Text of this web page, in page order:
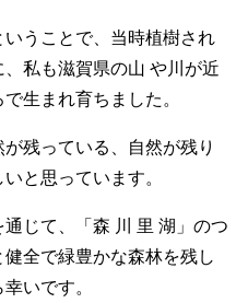
うことで、当時植樹され
私も滋賀県の山 や川が近
生まれ育ちました。
残っている、自然が残り
と思っています。
じて、「森 川 里 湖」のつ
全で緑豊かな森林を残し
いです。